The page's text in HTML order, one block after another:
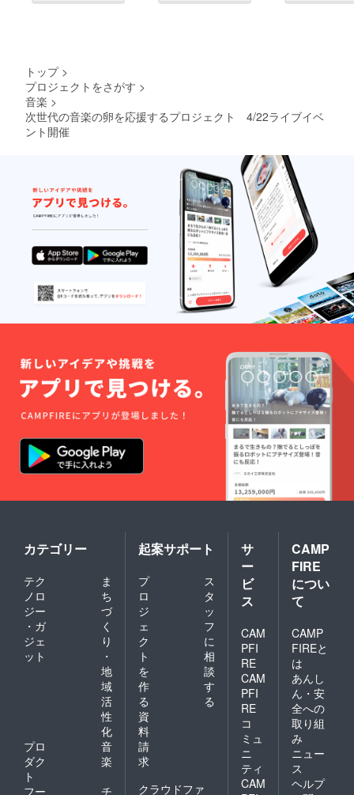
トップ >
プロジェクトをさがす >
音楽 >
次世代の音楽の卵を応援するプロジェクト 4/22ライブイベ
ント開催
カテゴリー
テク
ノロ
ジー
・ガ
ジェ
ット
ま
ち
づ
く
り
・
地
域
活
性
化
プロ
ダク
ト
音
楽
フー
チ
起案サポート
プ
ロ
ジ
ェ
ク
ト
を
作
る
ス
タ
ッ
フ
に
相
談
す
る
資
料
請
求
クラウドファ
サ
ー
ビ
ス
CAM
PFI
RE
CAM
PFI
RE
コ
ミュ
ニ
ティ
CAM
CAMP
FIRE
につい
て
CAMP
FIREと
は
あんし
ん・安
全への
取り組
み
ニュー
ス
ヘルプ